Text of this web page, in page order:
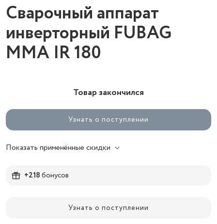
Сварочный аппарат
инверторный FUBAG
ММА IR 180
Товар закончился
Узнать о поступлении
Показать применённые скидки
+218бонусов
Узнать о поступлении